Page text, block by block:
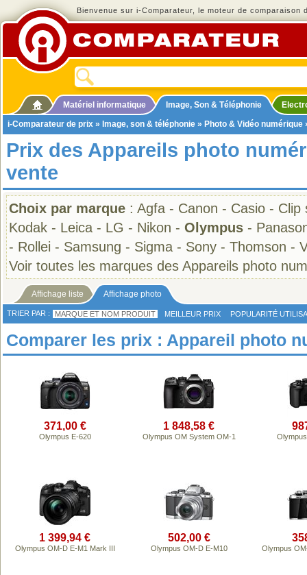
Bienvenue sur i-Comparateur, le moteur de comparaison
Matériel informatique Image, Son & Téléphonie
i-Comparateur de prix » Image, son & téléphonie » Photo & Vidéo numérique
Prix des Appareils photo
vente
Choix par marque : Agfa - Canon - Casio - Clip
Kodak - Leica - LG - Nikon - Olympus -
- Rollei - Samsung - Sigma - Sony - Thomson -
Voir toutes les marques des Appareils photo
Affichage liste Affichage photo
TRIER PAR : MARQUE ET NOM PRODUIT MEILLEUR PRIX POPULARITÉ
Comparer les prix : Appareil photo
371,00 €
Olympus E-620
1 848,58 €
Olympus OM System OM-1
1 399,94 €
Olympus OM-D E-M1 Mark III
502,00 €
Olympus OM-D E-M10 Olympus